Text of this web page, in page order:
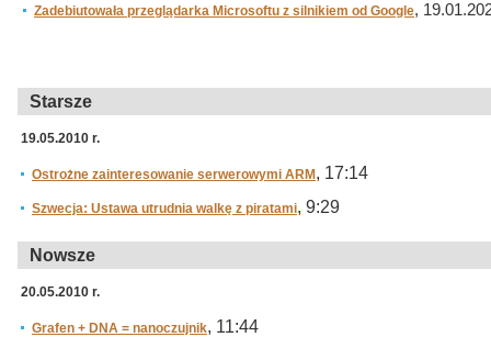
Zadebiutowała przeglądarka Microsoftu z silnikiem od Google,
Starsze
19.05.2010 r.
Ostrożne zainteresowanie serwerowymi ARM , 17:14
Szwecja: Ustawa utrudnia walkę z piratami, 9:29
Nowsze
20.05.2010 r.
Grafen + DNA = nanoczujnik, 11:44